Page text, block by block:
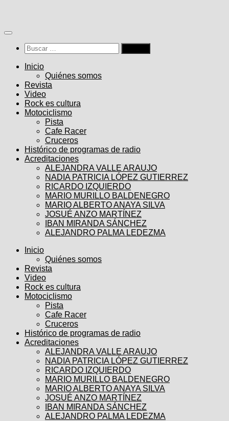
contenido
Buscar:
Inicio
Quiénes somos
Revista
Video
Rock es cultura
Motociclismo
Pista
Cafe Racer
Cruceros
Histórico de programas de radio
Acreditaciones
ALEJANDRA VALLE ARAUJO
NADIA PATRICIA LÓPEZ GUTIERREZ
RICARDO IZQUIERDO
MARIO MURILLO BALDENEGRO
MARIO ALBERTO ANAYA SILVA
JOSUÉ ANZO MARTÍNEZ
IBAN MIRANDA SÁNCHEZ
ALEJANDRO PALMA LEDEZMA
Inicio
Quiénes somos
Revista
Video
Rock es cultura
Motociclismo
Pista
Cafe Racer
Cruceros
Histórico de programas de radio
Acreditaciones
ALEJANDRA VALLE ARAUJO
NADIA PATRICIA LÓPEZ GUTIERREZ
RICARDO IZQUIERDO
MARIO MURILLO BALDENEGRO
MARIO ALBERTO ANAYA SILVA
JOSUÉ ANZO MARTÍNEZ
IBAN MIRANDA SÁNCHEZ
ALEJANDRO PALMA LEDEZMA